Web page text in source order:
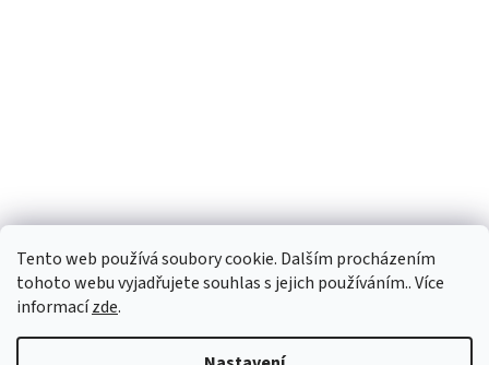
Tento web používá soubory cookie. Dalším procházením
tohoto webu vyjadřujete souhlas s jejich používáním.. Více
informacízde.